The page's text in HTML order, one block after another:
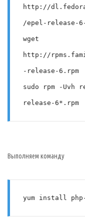
http://
/epel-release-
wget
http://
-release-6.rpm
sudo rpm -Uvh
release-6*.rpm
Выполняем команду